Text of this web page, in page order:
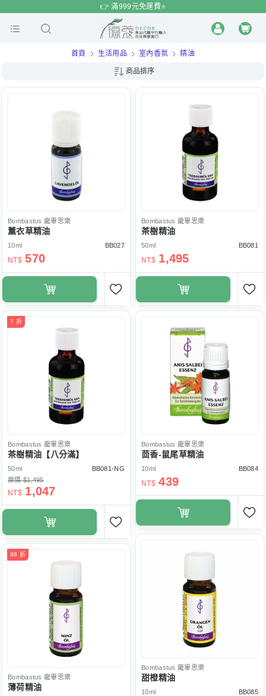
$
$
時 特賣
👉 滿999元免運費⭐️
首頁 生活用品 室內香氛 精油
商品排序
Bombastus 龐畢思樂
薰衣草精油
10ml BB027
NT$ 570
Bombastus 龐畢思樂
茶樹精油
50ml BB081
NT$ 1,495
7 折
Bombastus 龐畢思樂
茶樹精油【八分滿】
50ml
BB081-NG
原價 $1,495
NT$ 1,047
Bombastus 龐畢思樂
茴香-鼠尾草精油
10ml BB084
NT$ 439
Bombastus 龐畢思樂
甜橙精油
10ml BB085
88 折
Bombastus 龐畢思樂
薄荷精油